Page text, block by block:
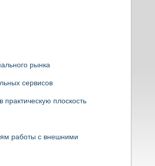
рынка
сервисов
практическую плоскость
работы с внешними